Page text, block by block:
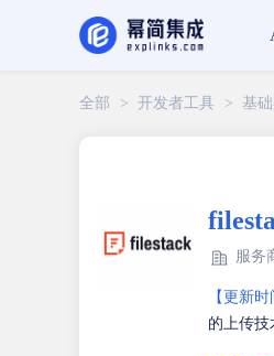
全部 > 开发者工具 > 基
服务
【更新时
的上传技